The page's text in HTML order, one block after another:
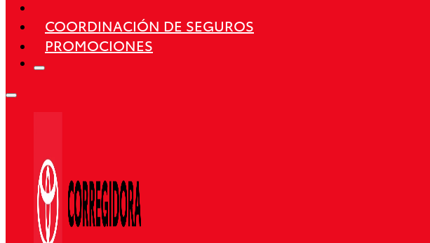
COORDINACIÓN DE SEGUROS
PROMOCIONES